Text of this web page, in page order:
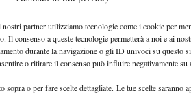
partner utilizziamo tecnologie come i cookie per
Il consenso a queste tecnologie permetterà a noi e ai
durante la navigazione o gli ID univoci su questo
o ritirare il consenso può influire negativamente su
sopra o per fare scelte dettagliate. Le tue scelte saranno
affrontare: la prima se la vedrà
Jimenez Kasintseva.